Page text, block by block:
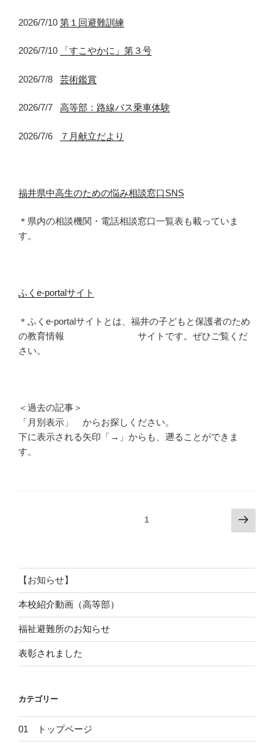
2026/7/10 第１回避難訓練
2026/7/10 「すこやかに」第３号
2026/7/8 芸術鑑賞
2026/7/7 高等部：路線バス乗車体験
2026/7/6 ７月献立だより
福井県中高生のための悩み相談窓口SNS
＊県内の相談機関・電話相談窓口一覧表も載っていま
す。
ふくe-portalサイト
＊ふくe-portalサイトとは、福井の子どもと保護者のため
の教育情報 サイトです。ぜひご覧くだ
さい。
＜過去の記事＞
「月別表示」 からお探しください。
下に表示される矢印「→」からも、遡ることができま
す。
ビ
ゲ
ー
シ
ョ
ン
1
次
の
【お知らせ】
本校紹介動画（高等部）
福祉避難所のお知らせ
表彰されました
カテゴリー
01 トップページ